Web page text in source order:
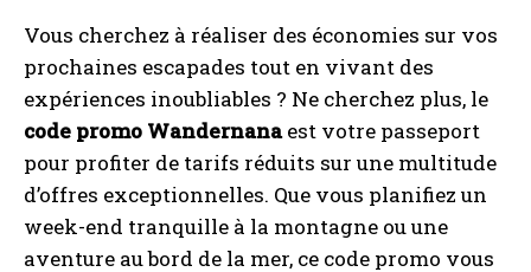
Vous cherchez à réaliser des économies sur vos
prochaines escapades tout en vivant des
expériences inoubliables ? Ne cherchez plus, le
code promo Wandernanaest votre passeport
pour profiter de tarifs réduits sur une multitude
d’offres exceptionnelles. Que vous planifiez un
week-end tranquille à la montagne ou une
aventure au bord de la mer, ce code promo vous